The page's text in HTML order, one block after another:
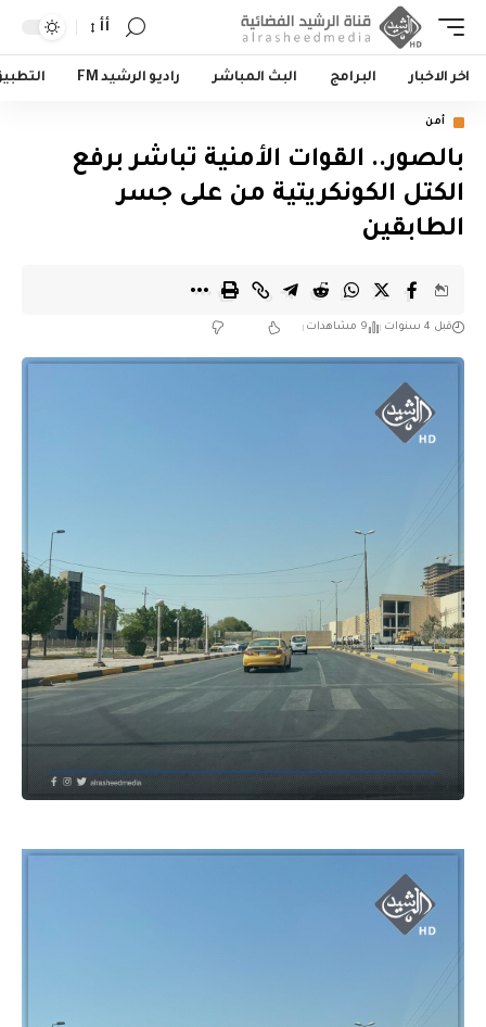
أأ
اخر الاخبار البرامج البث المباشر راديو الرشيد FM
أمن
بالصور.. القوات الأمنية تباشر برفع
الكتل الكونكريتية من على جسر
الطابقين
قبل 4 سنوات 9 مشاهدات